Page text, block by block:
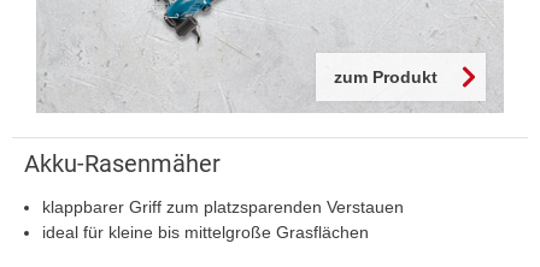
zum Produkt
Akku-Rasenmäher
klappbarer Griff zum platzsparenden Verstauen
ideal für kleine bis mittelgroße Grasflächen